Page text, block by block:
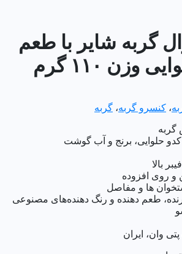
گربه شایر با طعم
۱۱۰ گرم
، کنسرو گربه، گربه
حلوایی، برنج و آب گوشت
بالا
و روی افزوده
ها و مفاصل
طعم دهنده و رنگ دهنده‌های مصنوعی
وان، ایران